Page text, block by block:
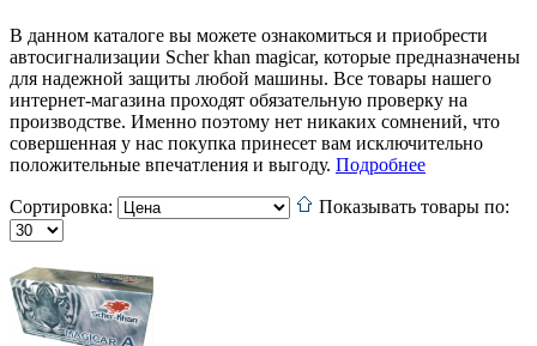
В данном каталоге вы можете ознакомиться и приобрести
автосигнализации Scher khan magicar, которые предназначены
для надежной защиты любой машины. Все товары нашего
интернет-магазина проходят обязательную проверку на
производстве. Именно поэтому нет никаких сомнений, что
совершенная у нас покупка принесет вам исключительно
положительные впечатления и выгоду. Подробнее
Сортировка: Показывать товары по: